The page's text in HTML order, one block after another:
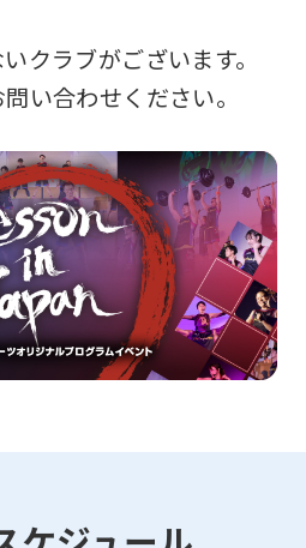
クラブがございます。
い合わせください。